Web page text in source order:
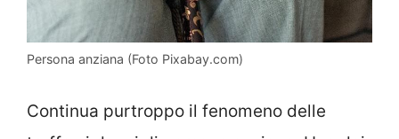
Persona anziana (Foto Pixabay.com)
Continua purtroppo il fenomeno delle